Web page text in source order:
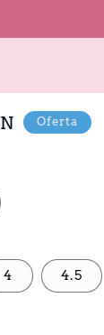
Oferta
4 4.5